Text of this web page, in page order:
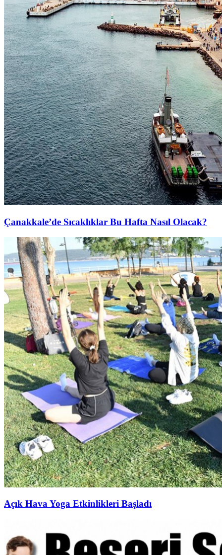
Çanakkale’de Sıcaklıklar Bu Hafta Nasıl Olacak?
Açık Hava Yoga Etkinlikleri Başladı